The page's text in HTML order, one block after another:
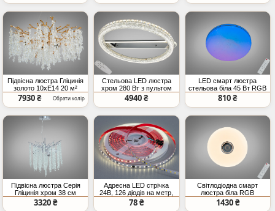
Підвісна люстра Гліцинія
золото 10xE14 20 м²
7930 ₴ Обрати колір
Стельова LED люстра
хром 280 Вт з пультом
4940 ₴
LED смарт люстра
стельова біла 45 Вт RGB
пульт
810 ₴
Підвісна люстра Серія
Гліцинія хром 38 см
E14x4
3320 ₴
Адресна LED стрічка
24В, 126 діодів на метр,
8мм, нейтральний
78 ₴
Світлодіодна смарт
люстра біла RGB
Bluetooth 80 Вт
1430 ₴